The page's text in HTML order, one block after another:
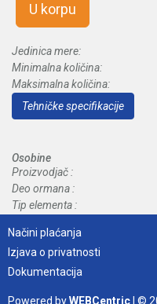
U korpu
Jedinica mere:
Minimalna količina:
Maksimalna količina:
Tehničke specifikacije
Osobine
Proizvodjač :
Deo ormana :
Tip elementa :
Načini plaćanja
Izjava o privatnosti
Dokumentacija
Powered byWEBCentric| ©